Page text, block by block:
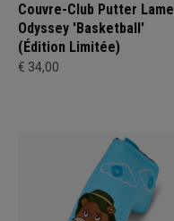
Couvre-Club Putter Lame
Odyssey 'Basketball'
(Édition Limitée)
€ 34,00